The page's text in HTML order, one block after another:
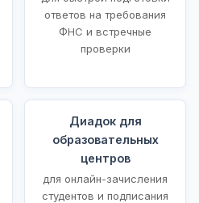
ответов на требования
ФНС и встречные
проверки
Диадок для
образовательных
центров
для онлайн-зачисления
студентов и подписания